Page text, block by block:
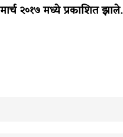
२०१७ मध्ये प्रकाशित झाले.